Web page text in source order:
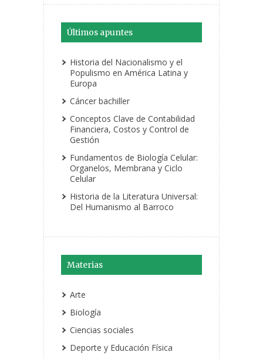
Últimos apuntes
Historia del Nacionalismo y el
Populismo en América Latina y
Europa
Cáncer bachiller
Conceptos Clave de Contabilidad
Financiera, Costos y Control de
Gestión
Fundamentos de Biología Celular:
Organelos, Membrana y Ciclo
Celular
Historia de la Literatura Universal:
Del Humanismo al Barroco
Materias
Arte
Biología
Ciencias sociales
Deporte y Educación Física